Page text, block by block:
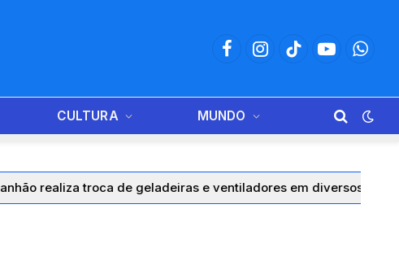
FacebookInstagramTikTokYouTube
CULTURA MUNDO
troca de geladeiras e ventiladores em diversos municípios do